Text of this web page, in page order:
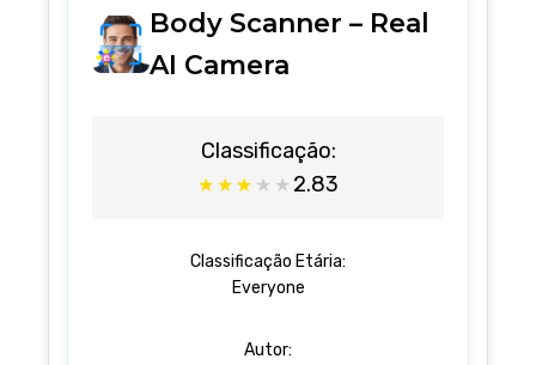
Body Scanner – Real
AI Camera
Classificação:
★ ★ ★ ★ ★ 2.83
Classificação Etária:
Everyone
Autor: